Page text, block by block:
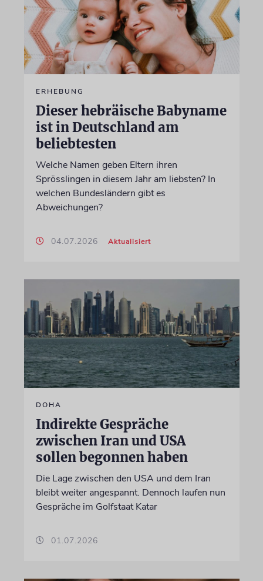
ERHEBUNG
Dieser hebräische Babyname
ist in Deutschland am
beliebtesten
Welche Namen geben Eltern ihren
Sprösslingen in diesem Jahr am liebsten? In
welchen Bundesländern gibt es
Abweichungen?
04.07.2026 Aktualisiert
DOHA
Indirekte Gespräche
zwischen Iran und USA
sollen begonnen haben
Die Lage zwischen den USA und dem Iran
bleibt weiter angespannt. Dennoch laufen nun
Gespräche im Golfstaat Katar
01.07.2026